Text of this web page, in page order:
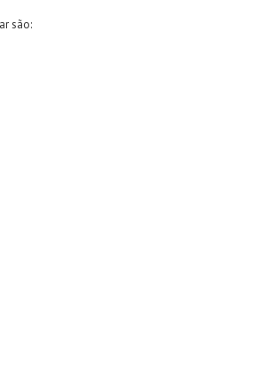
são: